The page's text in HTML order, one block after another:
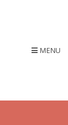
MENU